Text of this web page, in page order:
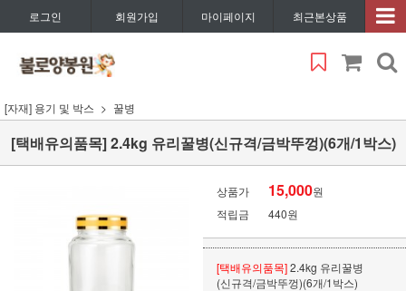
로그인 회원가입 마이페이지 최근본상품
[자재] 용기 및 박스 꿀병
[택배유의품목] 2.4kg 유리꿀병(신규격/금박뚜껑)(6개/1박스)
상품가 15,000원
적립금
440원
[택배유의품목]2.4kg 유리꿀병
(신규격/금박뚜껑)(6개/1박스)